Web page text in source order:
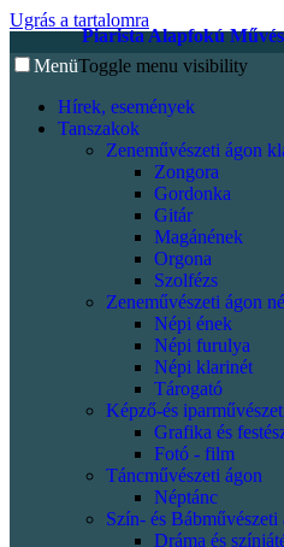
Ugrás a tartalomra
Piarista Alapfokú
MenüToggle menu visibility
Hírek, események
Tanszakok
Zeneművészeti ágon
Zongora
Gordonka
Gitár
Magánének
Orgona
Szolfézs
Zeneművészeti ágon
Népi ének
Népi furulya
Népi klarinét
Tárogató
Képző-és
Grafika és
Fotó - film
Táncművészeti ágon
Néptánc
Szín- és Bábművészeti
Dráma és